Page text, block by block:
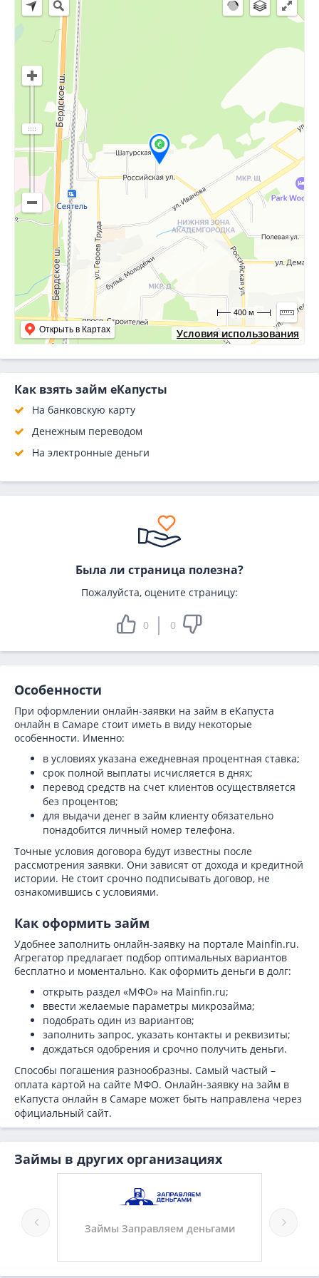
Условия использования
Открыть в Картах
400 м
Как взять займ еКапусты
На банковскую карту
Денежным переводом
На электронные деньги
Была ли страница полезна?
Пожалуйста, оцените страницу:
0 0
Особенности
При оформлении онлайн-заявки на займ в еКапуста
онлайн в Самаре стоит иметь в виду некоторые
особенности. Именно:
в условиях указана ежедневная процентная ставка;
срок полной выплаты исчисляется в днях;
перевод средств на счет клиентов осуществляется
без процентов;
для выдачи денег в займ клиенту обязательно
понадобится личный номер телефона.
Точные условия договора будут известны после
рассмотрения заявки. Они зависят от дохода и кредитной
истории. Не стоит срочно подписывать договор, не
ознакомившись с условиями.
Как оформить займ
Удобнее заполнить онлайн-заявку на портале Mainfin.ru.
Агрегатор предлагает подбор оптимальных вариантов
бесплатно и моментально. Как оформить деньги в долг:
открыть раздел «МФО» на Mainfin.ru;
ввести желаемые параметры микрозайма;
подобрать один из вариантов;
заполнить запрос, указать контакты и реквизиты;
дождаться одобрения и срочно получить деньги.
Способы погашения разнообразны. Самый частый –
оплата картой на сайте МФО. Онлайн-заявку на займ в
еКапуста онлайн в Самаре может быть направлена через
официальный сайт.
Займы в других организациях
Займы Заправляем деньгами